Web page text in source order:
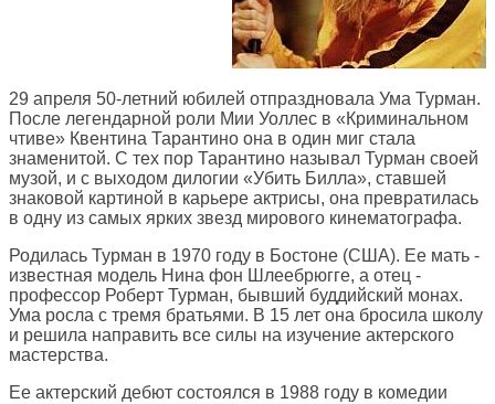
29 апреля 50-летний юбилей отпраздновала Ума Турман.
После легендарной роли Мии Уоллес в «Криминальном
чтиве» Квентина Тарантино она в один миг стала
знаменитой. С тех пор Тарантино называл Турман своей
музой, и с выходом дилогии «Убить Билла», ставшей
знаковой картиной в карьере актрисы, она превратилась
в одну из самых ярких звезд мирового кинематографа.
Родилась Турман в 1970 году в Бостоне (США). Ее мать -
известная модель Нина фон Шлеебрюгге, а отец -
профессор Роберт Турман, бывший буддийский монах.
Ума росла с тремя братьями. В 15 лет она бросила школу
и решила направить все силы на изучение актерского
мастерства.
Ее актерский дебют состоялся в 1988 году в комедии